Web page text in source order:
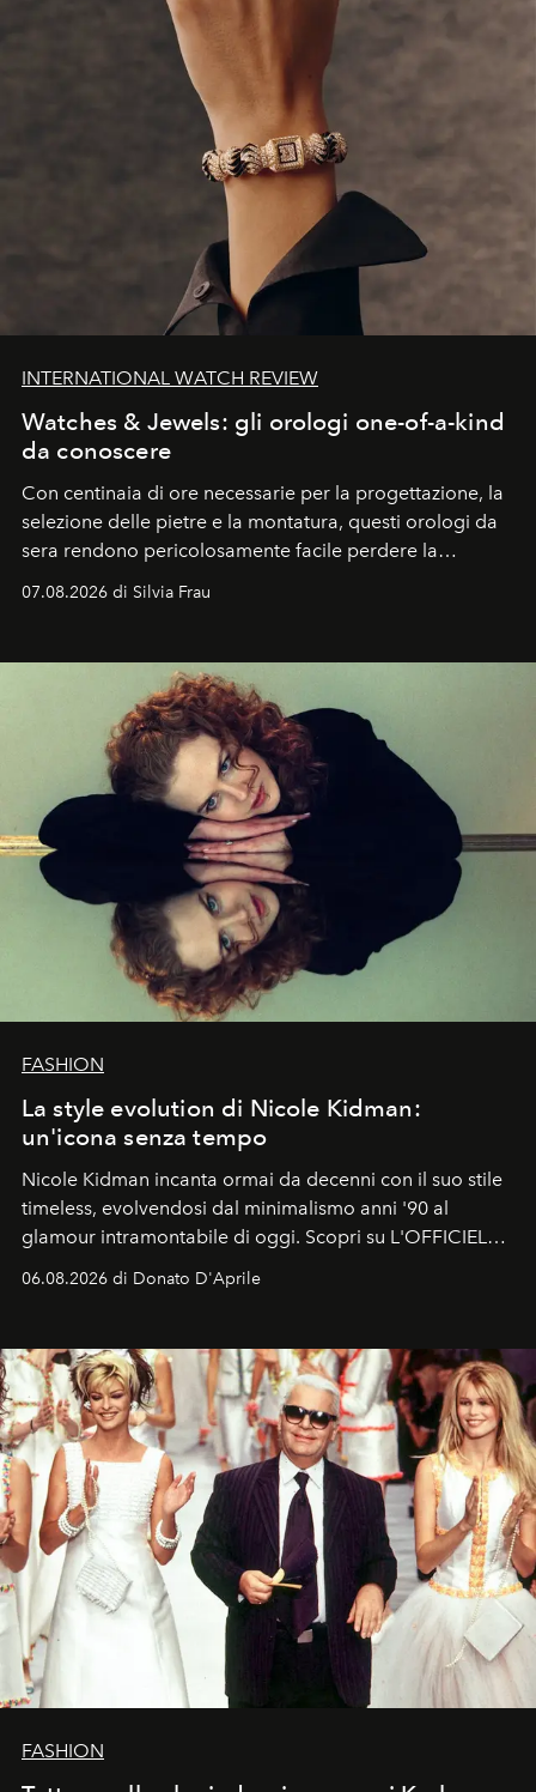
INTERNATIONAL WATCH REVIEW
Watches & Jewels: gli orologi one-of-a-kind
da conoscere
Con centinaia di ore necessarie per la progettazione, la
selezione delle pietre e la montatura, questi orologi da
sera rendono pericolosamente facile perdere la
cognizione del tempo. Ma con quadranti così
07.08.2026 di Silvia Frau
FASHION
La style evolution di Nicole Kidman:
un'icona senza tempo
Nicole Kidman incanta ormai da decenni con il suo stile
timeless, evolvendosi dal minimalismo anni '90 al
glamour intramontabile di oggi. Scopri su L'OFFICIEL
Italia la sua style evolution.
06.08.2026 di Donato D'Aprile
FASHION